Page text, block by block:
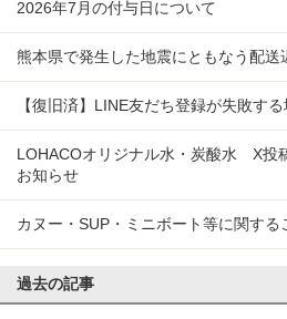
2026年7月の付与日について
熊本県で発生した地震にともなう配送
【復旧済】LINE友だち登録が失敗す
LOHACOオリジナル水・炭酸水 X
お知らせ
カヌー・SUP・ミニボート等に関する
過去の記事